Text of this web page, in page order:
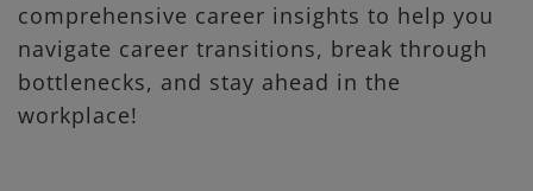
comprehensive career insights to help you
navigate career transitions, break through
bottlenecks, and stay ahead in the
workplace!